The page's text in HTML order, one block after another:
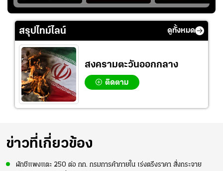
BUS" บังเอิญเจอขอ
ถ่ายรูปที่ฟู้ดแลนด์
ย้ายซบ "แทร็บซอนส
ปอร์"
ปล่อยจอย โชว์ลูกคอ
สเต็ปเต้น "เปิดใจ
สาวแต"
สรุปไทม์ไลน์ ดูทั้งหมด
สงครามตะวันออกกลาง
ติดตาม
ข่าวที่เกี่ยวข้อง
ผักชีแพงแตะ 250 ต่อ กก. กรมการค้าภายใน เร่งตรึงราคา สั่งกระจาย